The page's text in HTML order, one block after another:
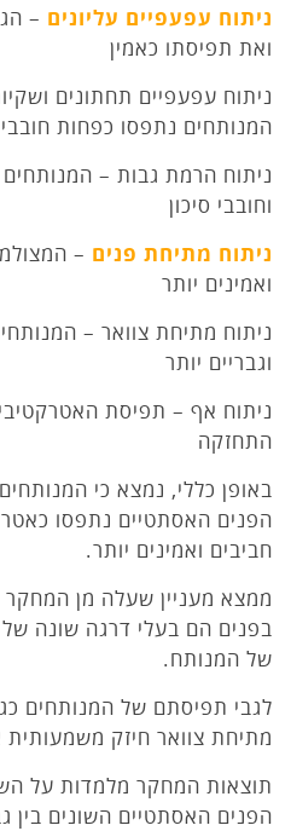
ניתוח עפעפיים עליונים –
ואת תפיסתו כאמין
ניתוח עפעפיים תחתונים
המנותחים נתפסו כפחות
ניתוח הרמת גבות –
וחובבי סיכון
ניתוח מתיחת פנים –
ואמינים יותר
ניתוח מתיחת צוואר –
וגבריים יותר
ניתוח אף – תפיסת
התחזקה
באופן כללי, נמצא כי
הפנים האסתטיים נתפסו
חביבים ואמינים יותר.
ממצא מעניין שעלה מן המחקר
בפנים הם בעלי דרגה שונה
של המנותח.
לגבי תפיסתם של המנותחים
מתיחת צוואר חיזק
תוצאות המחקר מלמדות על
הפנים האסתטיים השונים בין